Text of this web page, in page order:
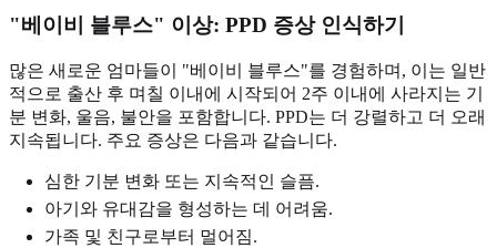
"베이비 블루스" 이상: PPD 증상 인식하기
많은 새로운 엄마들이 "베이비 블루스"를 경험하며, 이는 일반
적으로 출산 후 며칠 이내에 시작되어 2주 이내에 사라지는 기
분 변화, 울음, 불안을 포함합니다. PPD는 더 강렬하고 더 오래
지속됩니다. 주요 증상은 다음과 같습니다.
심한 기분 변화 또는 지속적인 슬픔.
아기와 유대감을 형성하는 데 어려움.
가족 및 친구로부터 멀어짐.